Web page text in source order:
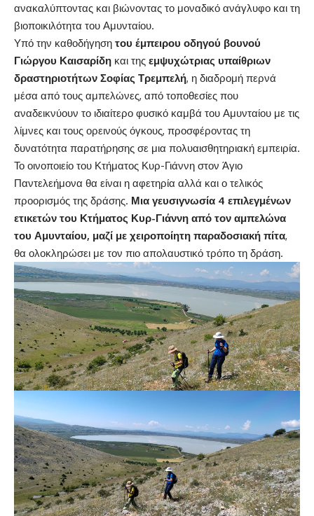
ανακαλύπτοντας και βιώνοντας το μοναδικό ανάγλυφο και τη
βιοποικιλότητα του Αμυνταίου.
Υπό την καθοδήγηση του έμπειρου οδηγού βουνού
Γιώργου Καισαρίδη και της εμψυχώτριας υπαίθριων
δραστηριοτήτων Σοφίας Τρεμπελή, η διαδρομή περνά
μέσα από τους αμπελώνες, από τοποθεσίες που
αναδεικνύουν το ιδιαίτερο φυσικό καμβά του Αμυνταίου με τις
λίμνες και τους ορεινούς όγκους, προσφέροντας τη
δυνατότητα παρατήρησης σε μια πολυαισθητηριακή εμπειρία.
Το οινοποιείο του Κτήματος Κυρ-Γιάννη στον Άγιο
Παντελεήμονα θα είναι η αφετηρία αλλά και ο τελικός
προορισμός της δράσης. Μια γευσιγνωσία 4 επιλεγμένων
ετικετών του Κτήματος Κυρ-Γιάννη από τον αμπελώνα
του Αμυνταίου, μαζί με χειροποίητη παραδοσιακή πίτα,
θα ολοκληρώσει με τον πιο απολαυστικό τρόπο τη δράση.